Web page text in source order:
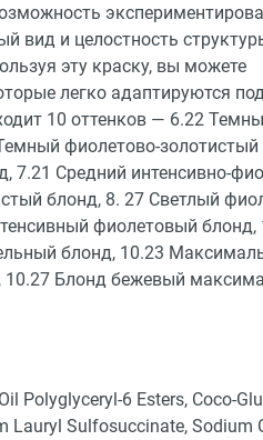
вид и целостность
эту краску, вы можете
легко адаптируются
10 оттенков — 6.22
фиолетово-золотистый
7.21 Средний интенсивно-
блонд, 8. 27 Светлый
фиолетовый блонд,
блонд, 10.23
10.27 Блонд бежевый
Polyglyceryl-6 Esters, Coco-
Lauryl Sulfosuccinate, Sodium